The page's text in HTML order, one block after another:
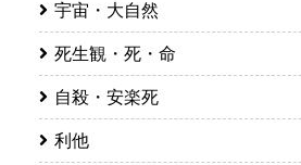
宇宙・大自然
死生観・死・命
自殺・安楽死
利他